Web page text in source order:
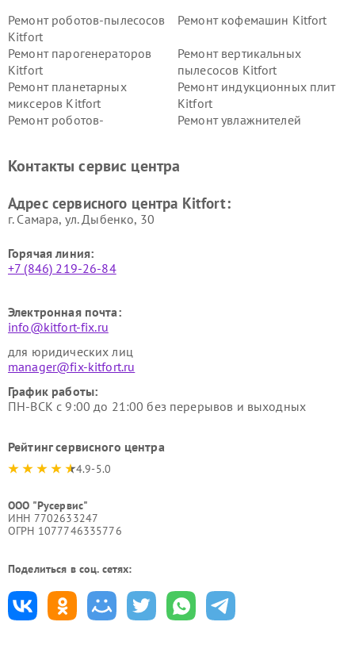
Ремонт роботов-пылесосов
Kitfort
Ремонт кофемашин Kitfort
Ремонт парогенераторов
Kitfort
Ремонт вертикальных
пылесосов Kitfort
Ремонт планетарных
миксеров Kitfort
Ремонт индукционных плит
Kitfort
Ремонт роботов-
Ремонт увлажнителей
Kitfort
Kitfort
Kitfort
Kitfort
Контакты сервис центра
Адрес сервисного центра Kitfort:
г. Самара, ул. Дыбенко, 30
Горячая линия:
+7 (846) 219-26-84
Электронная почта:
info@kitfort-fix.ru
для юридических лиц
manager@fix-kitfort.ru
График работы:
ПН-ВСК с 9:00 до 21:00 без перерывов и выходных
Рейтинг сервисного центра
4.9-5.0
ООО "Русервис"
ИНН 7702633247
ОГРН 1077746335776
Поделиться в соц. сетях: